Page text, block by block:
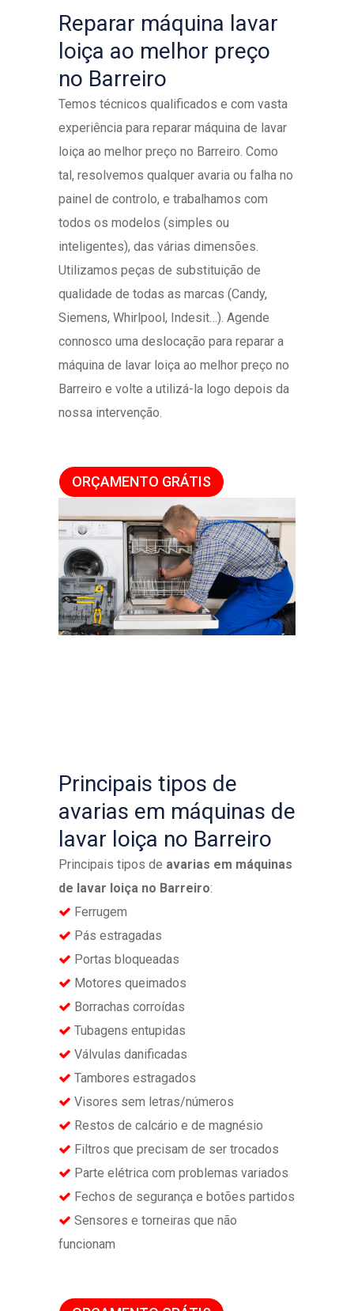
Reparar máquina lavar
loiça ao melhor preço
no Barreiro
Temos técnicos qualificados e com vasta
experiência para reparar máquina de lavar
loiça ao melhor preço no Barreiro. Como
tal, resolvemos qualquer avaria ou falha no
painel de controlo, e trabalhamos com
todos os modelos (simples ou
inteligentes), das várias dimensões.
Utilizamos peças de substituição de
qualidade de todas as marcas (Candy,
Siemens, Whirlpool, Indesit…). Agende
connosco uma deslocação para reparar a
máquina de lavar loiça ao melhor preço no
Barreiro e volte a utilizá-la logo depois da
nossa intervenção.
ORÇAMENTO GRÁTIS
Principais tipos de
avarias em máquinas de
lavar loiça no Barreiro
Principais tipos de avarias em máquinas
de lavar loiça no Barreiro:
Ferrugem
Pás estragadas
Portas bloqueadas
Motores queimados
Borrachas corroídas
Tubagens entupidas
Válvulas danificadas
Tambores estragados
Visores sem letras/números
Restos de calcário e de magnésio
Filtros que precisam de ser trocados
Parte elétrica com problemas variados
Fechos de segurança e botões partidos
Sensores e torneiras que não
funcionam